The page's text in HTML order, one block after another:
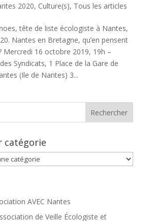
2020, Culture(s), Tous les articles
tête de liste écologiste à Nantes,
Nantes en Bretagne, qu’en pensent
Mercredi 16 octobre 2019, 19h –
Syndicats, 1 Place de la Gare de
(Ile de Nantes) 3...
catégorie
AVEC Nantes
de Veille Écologiste et